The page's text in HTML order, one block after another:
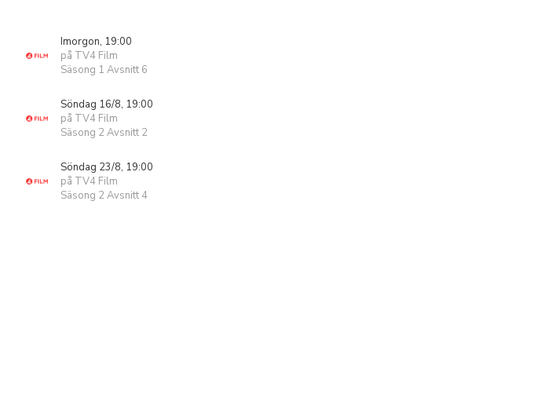
Imorgon, 19:00
på TV4 Film
Säsong 1 Avsnitt 6
Söndag 16/8, 19:00
på TV4 Film
Säsong 2 Avsnitt 2
Söndag 23/8, 19:00
på TV4 Film
Säsong 2 Avsnitt 4